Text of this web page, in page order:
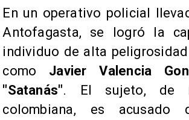
En un operativo policial
Antofagasta, se logró la
individuo de alta
como Javier Valencia
"Satanás". El sujeto, de
colombiana, es acusado